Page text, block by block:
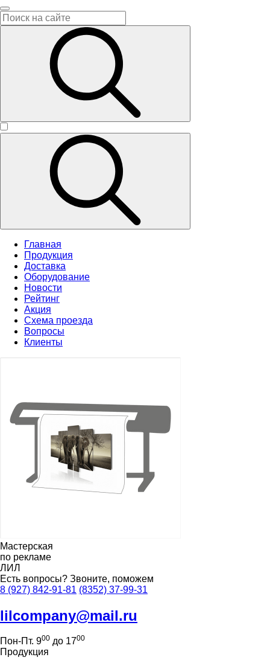
Главная
Продукция
Доставка
Оборудование
Новости
Рейтинг
Акция
Схема проезда
Вопросы
Клиенты
Мастерская
по рекламе
ЛИЛ
Есть вопросы? Звоните, поможем
8 (927) 842-91-81 (8352) 37-99-31
lilcompany@mail.ru
Пон-Пт. 900 до 1700
Продукция